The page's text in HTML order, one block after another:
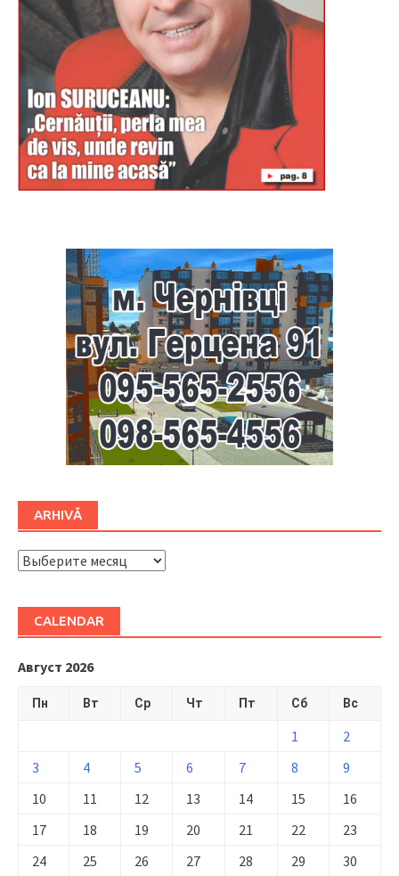
ARHIVĂ
ARHIVĂ
CALENDAR
Август 2026
Пн Вт Ср Чт Пт Сб Вс
1
2
3
4 5 6 7 8
9
10
11 12 13 14 15
16
17
18 19 20 21 22
23
24
25 26 27 28 29
30